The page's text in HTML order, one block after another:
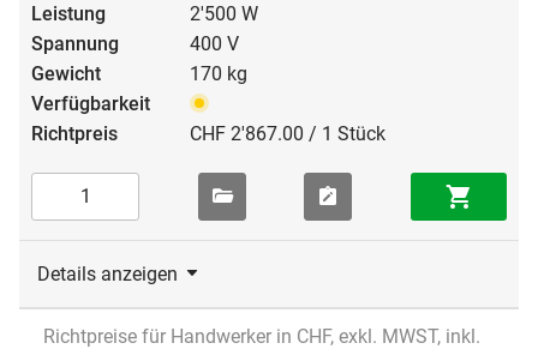
2'500 W
400 V
170 kg
CHF 2'867.00 / 1 Stück
Details anzeigen
Richtpreise für Handwerker in CHF, exkl. MWST, inkl.